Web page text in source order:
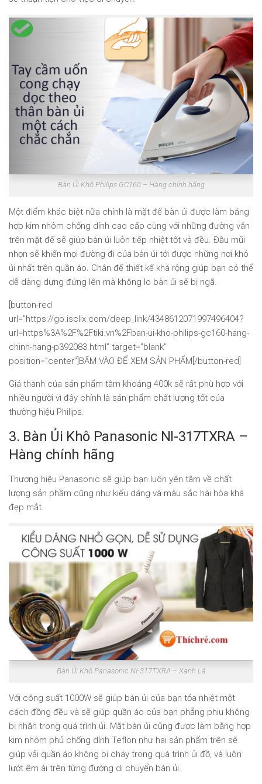
Bàn Ủi Khô Philips GC160 – Hàng chính hãng
Một điểm khác biệt nữa chính là mặt đế bàn ủi được làm bằng
hợp kim nhôm chống dính cao cấp cùng với những đường vân
trên mặt đế sẽ giúp bàn ủi luôn tiếp nhiệt tốt và đều. Đầu mũi
nhọn sẽ khiến mọi đường đi của bàn ủi tới được những nơi khó
ủi nhất trên quần áo. Chân đế thiết kế khá rộng giúp bạn có thể
dễ dàng dựng đứng lên mà không lo bàn ủi sẽ bị ngã.
[button-red
url=”https://go.isclix.com/deep_link/4348612071997496404?
url=https%3A%2F%2Ftiki.vn%2Fban-ui-kho-philips-gc160-hang-
chinh-hang-p392083.html” target=”blank”
position=”center”]BẤM VÀO ĐỂ XEM SẢN PHẨM[/button-red]
Giá thành của sản phẩm tầm khoảng 400k sẽ rất phù hợp với
nhiều người vì đây chính là sản phẩm chất lượng tốt của
thường hiệu Philips.
3. Bàn Ủi Khô Panasonic NI-317TXRA –
Hàng chính hãng
Thương hiệu Panasonic sẽ giúp bạn luôn yên tâm về chất
lượng sản phầm cũng như kiểu dáng và màu sắc hài hòa khá
đẹp mắt.
Bàn Ủi Khô Panasonic NI-317TXRA – Xanh Lá
Với công suất 1000W sẽ giúp bàn ủi của bạn tỏa nhiệt một
cách đồng đều và sẽ giúp quần áo của bạn phẳng phiu không
bị nhăn trong quá trình ủi. Mặt bàn ủi cũng được làm bằng hợp
kim nhôm phủ chống dính Teflon như hai sản phẩm trên sẽ
giúp vải quần áo không bị cháy trong quá trình ủi đồ, và luôn
lướt êm ái trên từng đường di chuyển bàn ủi.